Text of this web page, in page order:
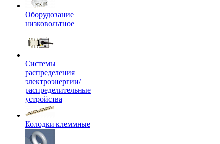
Оборудование
низковольтное
Системы
распределения
электроэнергии/
распределительные
устройства
Колодки клеммные